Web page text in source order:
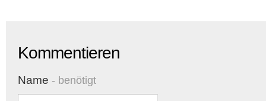
Kommentieren
Name - benötigt